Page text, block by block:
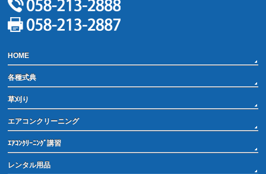
HOME
各種式典
草刈り
エアコンクリーニング
ｴｱｺﾝｸﾘｰﾆﾝｸﾞ講習
レンタル用品